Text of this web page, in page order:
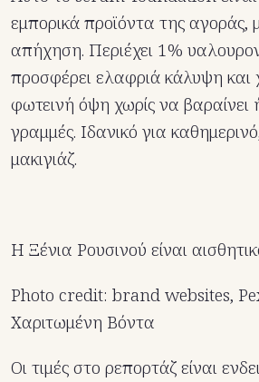
εμπορικά προϊόντα της αγοράς,
απήχηση. Περιέχει 1%
προσφέρει ελαφριά κάλυψη και
φωτεινή όψη χωρίς να βαραίνει
γραμμές. Ιδανικό για
μακιγιάζ.
Η Ξένια Ρουσινού είναι
Photo credit: brand websites,
Χαριτωμένη Βόντα
Οι τιμές στο ρεπορτάζ είναι